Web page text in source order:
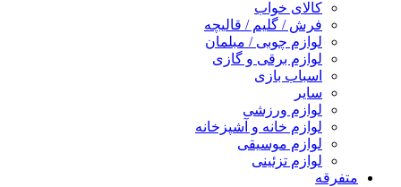
کالای خواب
فرش / گلیم / قالیچه
لوازم چوبی / مبلمان
لوازم برقی و گازی
اسباب بازی
سایر
لوازم ورزشی
لوازم خانه و آشپزخانه
لوازم موسیقی
لوازم تزئینی
متفرقه